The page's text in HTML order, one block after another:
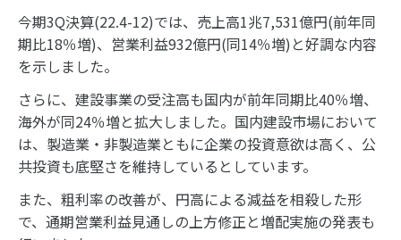
今期3Q決算(22.4-12)では、売上高1兆7,531億円(前年同
期比18％増)、営業利益932億円(同14％増)と好調な内容
を示しました。
さらに、建設事業の受注高も国内が前年同期比40％増、
海外が同24％増と拡大しました。国内建設市場において
は、製造業・非製造業ともに企業の投資意欲は高く、公
共投資も底堅さを維持しているとしています。
また、粗利率の改善が、円高による減益を相殺した形
で、通期営業利益見通しの上方修正と増配実施の発表も